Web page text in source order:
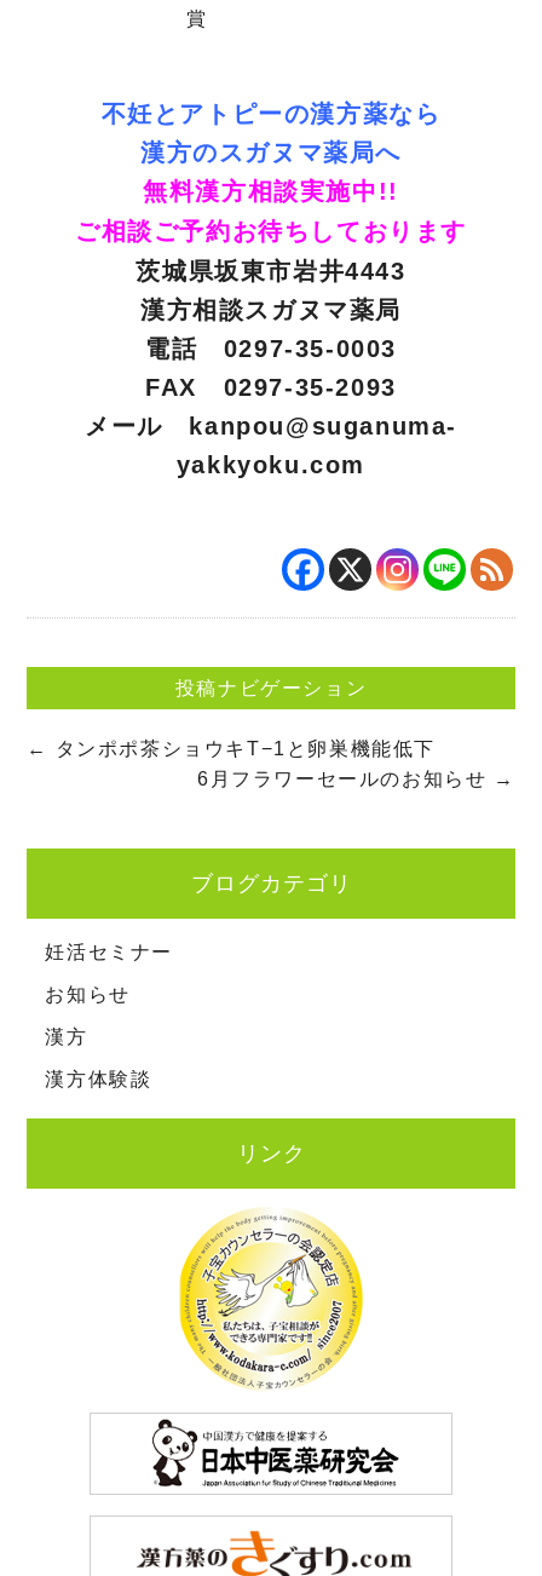
賞
不妊とアトピーの漢方薬なら
漢方のスガヌマ薬局へ
無料漢方相談実施中!!
ご相談ご予約お待ちしております
茨城県坂東市岩井4443
漢方相談スガヌマ薬局
電話 0297-35-0003
FAX 0297-35-2093
メール
kanpou@suganuma-
yakkyoku.com
投稿ナビゲーション
←
タンポポ茶ショウキT−1と卵巣機能低下
6月フラワーセールのお知らせ →
ブログカテゴリ
妊活セミナー
お知らせ
漢方
漢方体験談
リンク